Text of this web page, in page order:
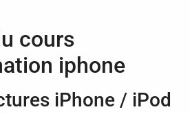
cours
iphone
iPhone / iPod